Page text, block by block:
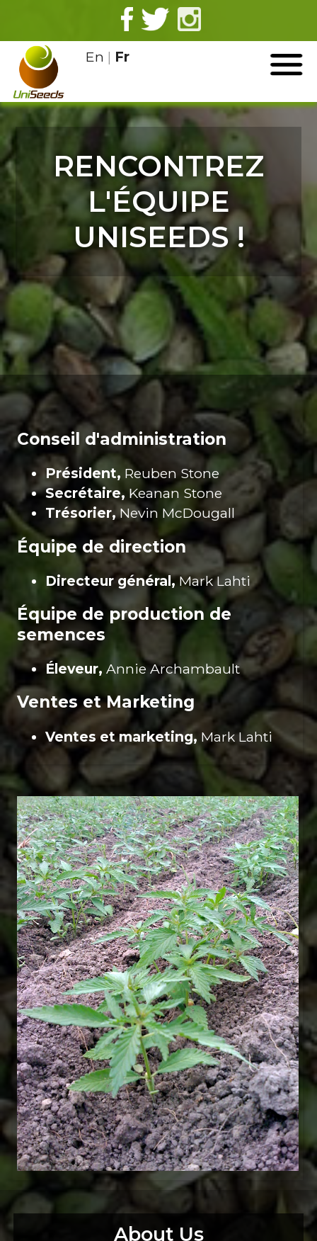
En | Fr
RENCONTREZ
L'ÉQUIPE
UNISEEDS !
Conseil d'administration
Président, Reuben Stone
Secrétaire, Keanan Stone
Trésorier,Nevin McDougall
Équipe de direction
Directeur général,Mark Lahti
Équipe de production de
semences
Éleveur, Annie Archambault
Ventes et Marketing
Ventes et marketing, Mark Lahti
About Us